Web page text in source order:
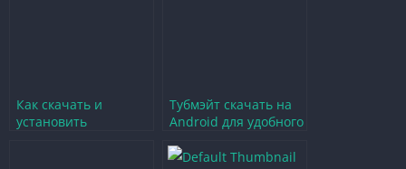
Как скачать и
установить
Тубмэйт скачать на
Android для удобного
игр